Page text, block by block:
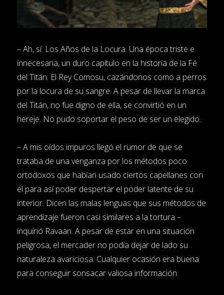
– Ah, sí. Los Años de la Locura. Una época triste e
innecesaria, un duro capítulo en la historia de la Fé
del Titán. El Rey Comosu, cazándonos como a perros
por la locura de su sangre. A pesar de llevar la marca
del Titán, no fue digno de ella, se convirtió en un
hereje. No pudo soportar el peso de ser un elegido.
– A mis oídos impuros llegó el rumor de que se
trataba de una venganza por los métodos poco
ortodoxos que habían usado ciertos capellanes con
él para así poder despertar el poder latente de su
interior. Dicen las malas lenguas que sus métodos de
aprendizaje fueron casi similares a la tortura –
inquirió Ravaan. A pesar de estar en una situación
peligrosa, el mercader no podía dejar de lado su
naturaleza avariciosa. Cualquier ocasión era buena
para conseguir sonsacar valiosa información.